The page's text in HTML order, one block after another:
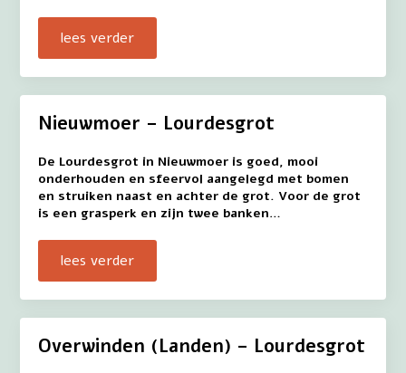
lees verder
Nieuwmoer – Lourdesgrot
De Lourdesgrot in Nieuwmoer is goed, mooi
onderhouden en sfeervol aangelegd met bomen
en struiken naast en achter de grot. Voor de grot
is een grasperk en zijn twee banken…
lees verder
Overwinden (Landen) – Lourdesgrot